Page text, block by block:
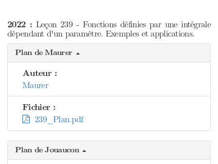
2022 : Leçon 239 - Fonctions définies par une intégrale
dépendant d'un paramètre. Exemples et applications.
Plan de Maurer
Auteur :
Maurer
Fichier :
239_Plan.pdf
Plan de Jouaucon